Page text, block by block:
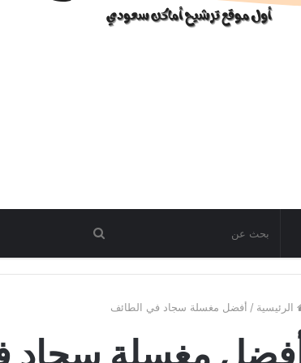
الرئيسية / أفضل مغسلة سجاد في الطائف
أفضل مغسلة سجاد